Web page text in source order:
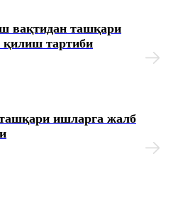
вақтидан ташқари
тартиби
ишларга жалб